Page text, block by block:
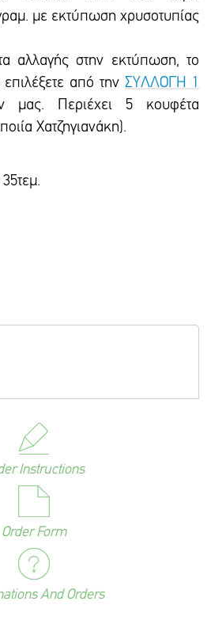
με εκτύπωση χρυσοτυπίας
αλλαγής στην εκτύπωση, το
από την ΣΥΛΛΟΓΗ 1
μας. Περιέχει 5 κουφέτα
Χατζηγιανάκη).
Instructions
Order Form
And Orders